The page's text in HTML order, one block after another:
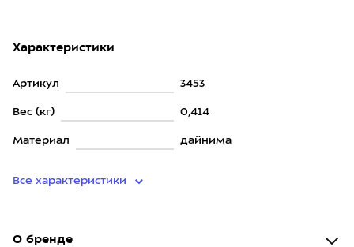
Характеристики
Артикул 3453
Вес (кг) 0,414
Материал дайнима
Все характеристики
О бренде